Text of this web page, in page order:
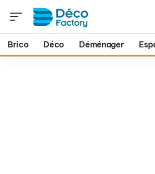
Brico Déco Déménager